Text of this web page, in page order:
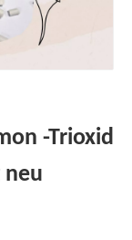
-Trioxid